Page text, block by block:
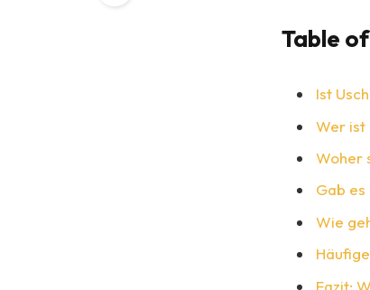
Table
Ist
Wer ist
Woher
Gab
Wie
Fazit: